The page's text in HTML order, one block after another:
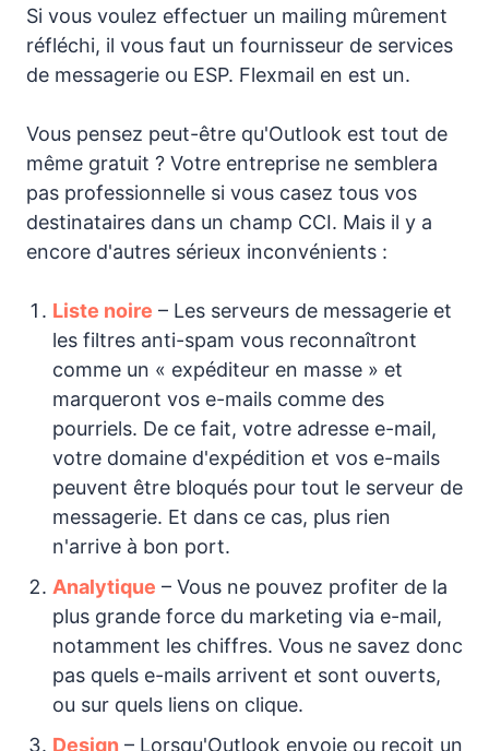
Si vous voulez effectuer un mailing mûrement
réfléchi, il vous faut un fournisseur de services
de messagerie ou ESP. Flexmail en est un.
Vous pensez peut-être qu'Outlook est tout de
même gratuit ? Votre entreprise ne semblera
pas professionnelle si vous casez tous vos
destinataires dans un champ CCI. Mais il y a
encore d'autres sérieux inconvénients :
Liste noire – Les serveurs de messagerie et
les filtres anti-spam vous reconnaîtront
comme un « expéditeur en masse » et
marqueront vos e-mails comme des
pourriels. De ce fait, votre adresse e-mail,
votre domaine d'expédition et vos e-mails
peuvent être bloqués pour tout le serveur de
messagerie. Et dans ce cas, plus rien
n'arrive à bon port.
Analytique – Vous ne pouvez profiter de la
plus grande force du marketing via e-mail,
notamment les chiffres. Vous ne savez donc
pas quels e-mails arrivent et sont ouverts,
ou sur quels liens on clique.
Design – Lorsqu'Outlook envoie ou reçoit un